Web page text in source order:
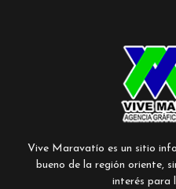
Vive Maravatío es un sitio
bueno de la región oriente,
interés para